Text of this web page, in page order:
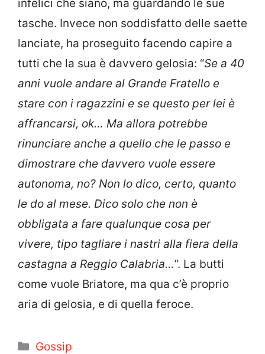
infelici che siano, ma guardando le sue
tasche. Invece non soddisfatto delle saette
lanciate, ha proseguito facendo capire a
tutti che la sua è davvero gelosia: “Se a 40
anni vuole andare al Grande Fratello e
stare con i ragazzini e se questo per lei è
affrancarsi, ok… Ma allora potrebbe
rinunciare anche a quello che le passo e
dimostrare che davvero vuole essere
autonoma, no? Non lo dico, certo, quanto
le do al mese. Dico solo che non è
obbligata a fare qualunque cosa per
vivere, tipo tagliare i nastri alla fiera della
castagna a Reggio Calabria…”. La butti
come vuole Briatore, ma qua c’è proprio
aria di gelosia, e di quella feroce.
Categorie
Gossip